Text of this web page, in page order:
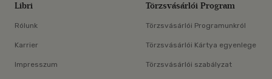
Libri
Rólunk
Karrier
Impresszum
Törzsvásárlói Program
Törzsvásárlói Programunkról
Törzsvásárlói Kártya egyenlege
Törzsvásárlói szabályzat